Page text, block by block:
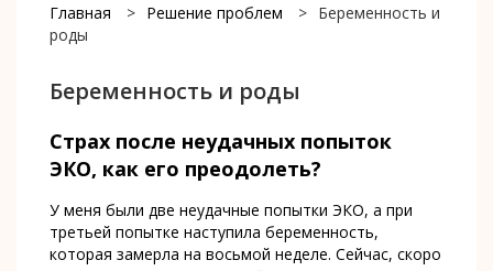
Главная > Решение проблем > Беременность и
роды
Беременность и роды
Страх после неудачных попыток
ЭКО, как его преодолеть?
У меня были две неудачные попытки ЭКО, а при
третьей попытке наступила беременность,
которая замерла на восьмой неделе. Сейчас, скоро